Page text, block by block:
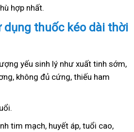
hợp nhất.
thuốc kéo dài thời
yếu sinh lý như xuất tinh sớm,
không đủ cứng, thiếu ham
tim mạch, huyết áp, tuổi cao,